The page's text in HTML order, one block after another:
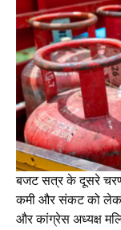
बजट सत्र के दूसरे चरण
कमी और संकट को लेकर
और कांग्रेस अध्यक्ष